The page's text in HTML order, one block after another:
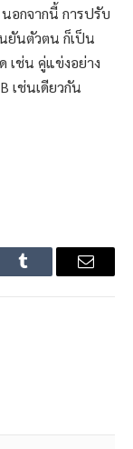
อกจากนี้ การปรับ
ยันตัวตน ก็เป็น
เช่น คู่แข่งอย่าง
เช่นเดียวกัน
Tumblr Email